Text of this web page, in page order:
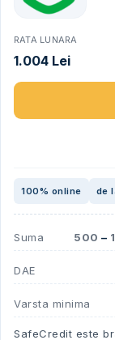
RATA LUNARA
1.004 Lei
100% online de
Suma 500 –
DAE
Varsta minima
SafeCredit este